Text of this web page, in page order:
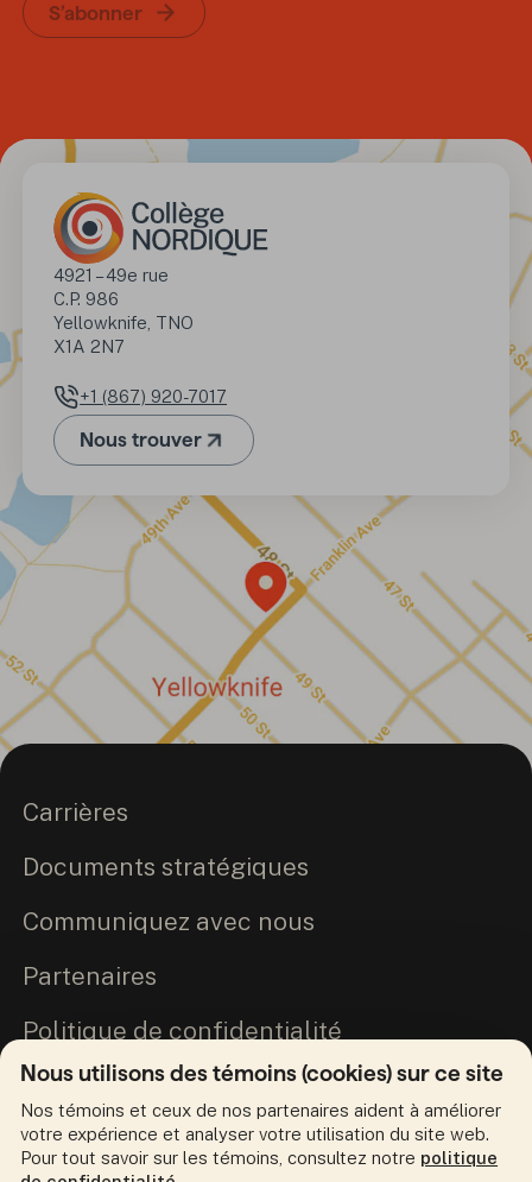
Nous utilisons des témoins (cookies) sur ce site
Nos témoins et ceux de nos partenaires aident à améliorer
votre expérience et analyser votre utilisation du site web.
Pour tout savoir sur les témoins, consultez notre politique
S’abonner
Adresse
4921 – 49e rue
C.P. 986
Yellowknife, TNO
X1A 2N7
Numéro de téléphone
+1 (867) 920-7017
Nous trouver(Ouvre dans un nouvel onglet)
Carrières
Documents stratégiques
Communiquez avec nous
Partenaires
Politique de confidentialité
Engagement envers la vérité et la
réconciliation